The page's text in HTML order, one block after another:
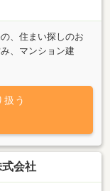
、住まい探しのお
、マンション建
住まいづくりを続
ご希望を遠慮なく
う
会社